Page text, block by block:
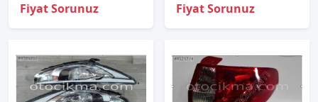
Fiyat Sorunuz Fiyat Sorunuz